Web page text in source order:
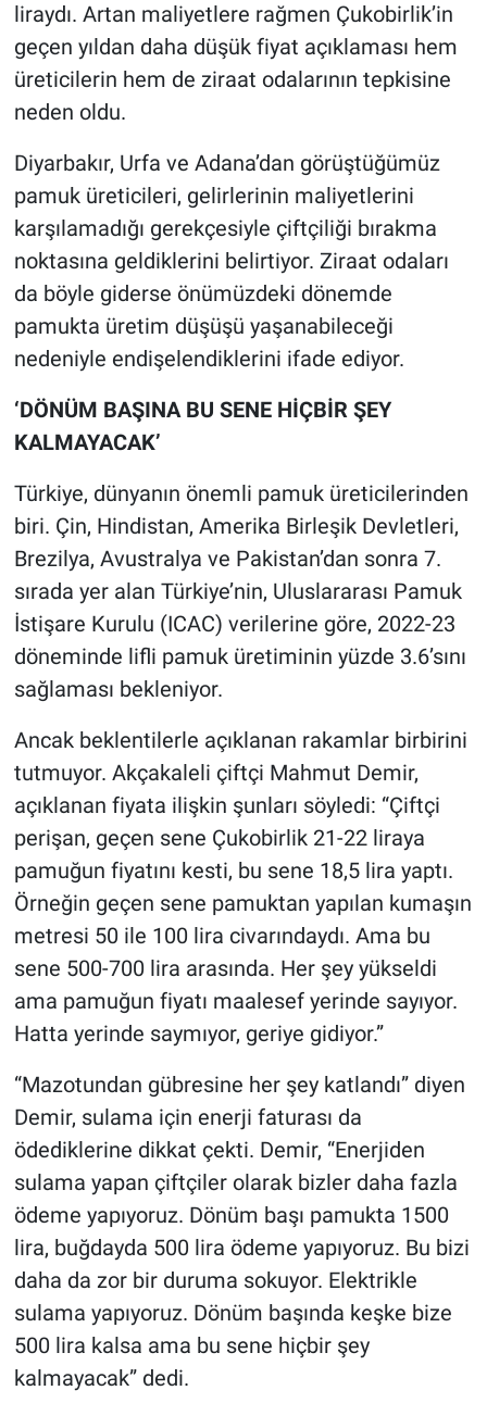
liraydı. Artan maliyetlere rağmen Çukobirlik’in
geçen yıldan daha düşük fiyat açıklaması hem
üreticilerin hem de ziraat odalarının tepkisine
neden oldu.
Diyarbakır, Urfa ve Adana’dan görüştüğümüz
pamuk üreticileri, gelirlerinin maliyetlerini
karşılamadığı gerekçesiyle çiftçiliği bırakma
noktasına geldiklerini belirtiyor. Ziraat odaları
da böyle giderse önümüzdeki dönemde
pamukta üretim düşüşü yaşanabileceği
nedeniyle endişelendiklerini ifade ediyor.
‘DÖNÜM BAŞINA BU SENE HİÇBİR ŞEY
KALMAYACAK’
Türkiye, dünyanın önemli pamuk üreticilerinden
biri. Çin, Hindistan, Amerika Birleşik Devletleri,
Brezilya, Avustralya ve Pakistan’dan sonra 7.
sırada yer alan Türkiye’nin, Uluslararası Pamuk
İstişare Kurulu (ICAC) verilerine göre, 2022-23
döneminde lifli pamuk üretiminin yüzde 3.6’sını
sağlaması bekleniyor.
Ancak beklentilerle açıklanan rakamlar birbirini
tutmuyor. Akçakaleli çiftçi Mahmut Demir,
açıklanan fiyata ilişkin şunları söyledi: “Çiftçi
perişan, geçen sene Çukobirlik 21-22 liraya
pamuğun fiyatını kesti, bu sene 18,5 lira yaptı.
Örneğin geçen sene pamuktan yapılan kumaşın
metresi 50 ile 100 lira civarındaydı. Ama bu
sene 500-700 lira arasında. Her şey yükseldi
ama pamuğun fiyatı maalesef yerinde sayıyor.
Hatta yerinde saymıyor, geriye gidiyor.”
“Mazotundan gübresine her şey katlandı” diyen
Demir, sulama için enerji faturası da
ödediklerine dikkat çekti. Demir, “Enerjiden
sulama yapan çiftçiler olarak bizler daha fazla
ödeme yapıyoruz. Dönüm başı pamukta 1500
lira, buğdayda 500 lira ödeme yapıyoruz. Bu bizi
daha da zor bir duruma sokuyor. Elektrikle
sulama yapıyoruz. Dönüm başında keşke bize
500 lira kalsa ama bu sene hiçbir şey
kalmayacak” dedi.